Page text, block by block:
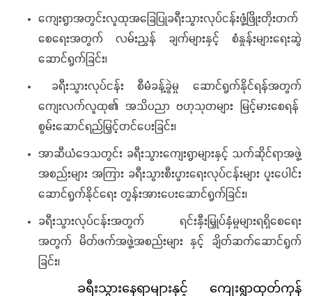
ကျေးရွာအတွင်းလူထုအခြေပြုခရီးသွားလုပ်ငန်းဖွံ့ဖြိုးတိုးတက်
စေရေးအတွက် လမ်းညွှန် ချက်များနှင့် စံနှုန်းများရေးဆွဲ
ဆောင်ရွက်ခြင်း၊
ခရီးသွားလုပ်ငန်း စီမံခန့်ခွဲမှု ဆောင်ရွက်နိုင်ရန်အတွက်
ကျေးလက်လူထု၏ အသိပညာ ဗဟုသုတများ မြင့်မားစေရန်
စွမ်းဆောင်ရည်မြှင့်တင်ပေးခြင်း၊
အာဆီယံဒေသတွင်း ခရီးသွားကျေးရွာများနှင့် သက်ဆိုင်ရာအဖွဲ့
အစည်းများ အကြား ခရီးသွားစီးပွားရေးလုပ်ငန်းများ ပူးပေါင်း
ဆောင်ရွက်နိုင်ရေး တွန်းအားပေးဆောင်ရွက်ခြင်း၊
ခရီးသွားလုပ်ငန်းအတွက် ရင်းနှီးမြှုပ်နှံမှုများရရှိစေရေး
အတွက် မိတ်ဖက်အဖွဲ့အစည်းများ နှင့် ချိတ်ဆက်ဆောင်ရွက်
ခြင်း၊
ခရီးသွားနေရာများနှင့် ကျေးရွာထုတ်ကုန်